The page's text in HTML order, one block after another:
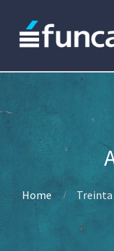
Home
Treinta